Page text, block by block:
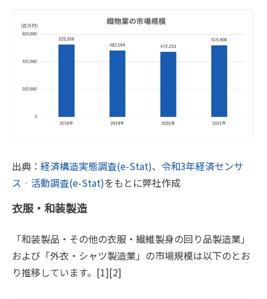
出典： 経済構造実態調査(e-Stat)、 令和3年経済センサ
ス‐活動調査(e-Stat)をもとに弊社作成
衣服・和装製造
「和装製品・その他の衣服・繊維製身の回り品製造業」
および「外衣・シャツ製造業」の市場規模は以下のとお
り推移しています。[1][2]